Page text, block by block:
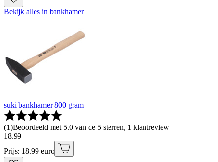
Bekijk alles in bankhamer
suki bankhamer 800 gram
(1)Beoordeeld met 5.0 van de 5 sterren, 1 klantreview
18.99
Prijs: 18.99 euro